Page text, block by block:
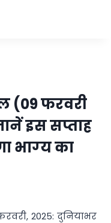
(09 फरवरी
इस सप्ताह
भाग्‍य का
2025: दुनियाभर